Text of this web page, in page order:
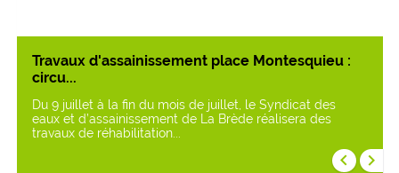
Travaux d'assainissement place Montesquieu :
circu...
Du 9 juillet à la fin du mois de juillet, le Syndicat des
eaux et d’assainissement de La Brède réalisera des
travaux de réhabilitation...
keyboard_arrow_left keyboard_arrow_right